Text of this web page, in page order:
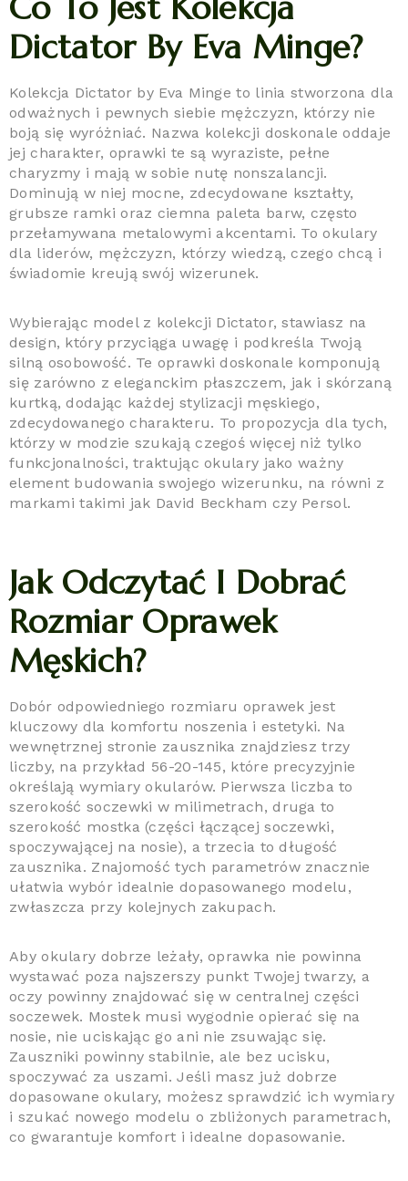
Dictator By Eva Minge?
Kolekcja Dictator by Eva Minge to linia stworzona dla
odważnych i pewnych siebie mężczyzn, którzy nie
boją się wyróżniać. Nazwa kolekcji doskonale oddaje
jej charakter, oprawki te są wyraziste, pełne
charyzmy i mają w sobie nutę nonszalancji.
Dominują w niej mocne, zdecydowane kształty,
grubsze ramki oraz ciemna paleta barw, często
przełamywana metalowymi akcentami. To okulary
dla liderów, mężczyzn, którzy wiedzą, czego chcą i
świadomie kreują swój wizerunek.
Wybierając model z kolekcji Dictator, stawiasz na
design, który przyciąga uwagę i podkreśla Twoją
silną osobowość. Te oprawki doskonale komponują
się zarówno z eleganckim płaszczem, jak i skórzaną
kurtką, dodając każdej stylizacji męskiego,
zdecydowanego charakteru. To propozycja dla tych,
którzy w modzie szukają czegoś więcej niż tylko
funkcjonalności, traktując okulary jako ważny
element budowania swojego wizerunku, na równi z
markami takimi jak David Beckham czy Persol.
Jak Odczytać I Dobrać
Rozmiar Oprawek
Męskich?
Dobór odpowiedniego rozmiaru oprawek jest
kluczowy dla komfortu noszenia i estetyki. Na
wewnętrznej stronie zausznika znajdziesz trzy
liczby, na przykład 56-20-145, które precyzyjnie
określają wymiary okularów. Pierwsza liczba to
szerokość soczewki w milimetrach, druga to
szerokość mostka (części łączącej soczewki,
spoczywającej na nosie), a trzecia to długość
zausznika. Znajomość tych parametrów znacznie
ułatwia wybór idealnie dopasowanego modelu,
zwłaszcza przy kolejnych zakupach.
Aby okulary dobrze leżały, oprawka nie powinna
wystawać poza najszerszy punkt Twojej twarzy, a
oczy powinny znajdować się w centralnej części
soczewek. Mostek musi wygodnie opierać się na
nosie, nie uciskając go ani nie zsuwając się.
Zauszniki powinny stabilnie, ale bez ucisku,
spoczywać za uszami. Jeśli masz już dobrze
dopasowane okulary, możesz sprawdzić ich wymiary
i szukać nowego modelu o zbliżonych parametrach,
co gwarantuje komfort i idealne dopasowanie.